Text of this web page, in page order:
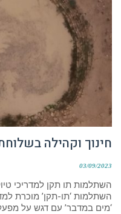
חינוך וקהילה
03/09/2023
השתלמות תו תקן למדריכי
השתלמות ‘תו-תקן’ מוכרת
‘מים במדבר’ עם דגש על